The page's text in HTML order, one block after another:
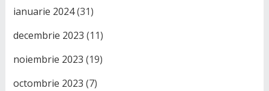
ianuarie 2024(31)
decembrie 2023 (11)
noiembrie 2023 (19)
octombrie 2023 (7)